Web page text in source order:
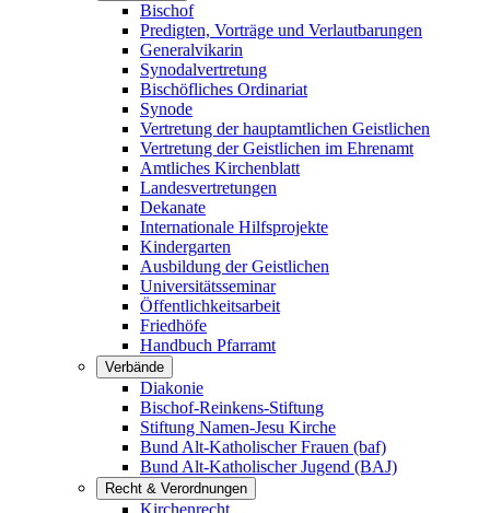
Bischof
Predigten, Vorträge und Verlautbarungen
Generalvikarin
Synodalvertretung
Bischöfliches Ordinariat
Synode
Vertretung der hauptamtlichen Geistlichen
Vertretung der Geistlichen im Ehrenamt
Amtliches Kirchenblatt
Landesvertretungen
Dekanate
Internationale Hilfsprojekte
Kindergarten
Ausbildung der Geistlichen
Universitätsseminar
Öffentlichkeitsarbeit
Friedhöfe
Handbuch Pfarramt
Verbände
Diakonie
Bischof-Reinkens-Stiftung
Stiftung Namen-Jesu Kirche
Bund Alt-Katholischer Frauen (baf)
Bund Alt-Katholischer Jugend (BAJ)
Recht & Verordnungen
Kirchenrecht